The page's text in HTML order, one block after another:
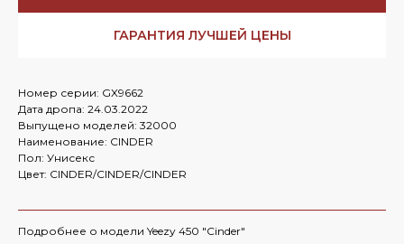
ГАРАНТИЯ ЛУЧШЕЙ ЦЕНЫ
Номер серии: GX9662
Дата дропа: 24.03.2022
Выпущено моделей: 32000
Наименование: CINDER
Пол: Унисекс
Цвет: CINDER/CINDER/CINDER
Подробнее о модели Yeezy 450 "Cinder"